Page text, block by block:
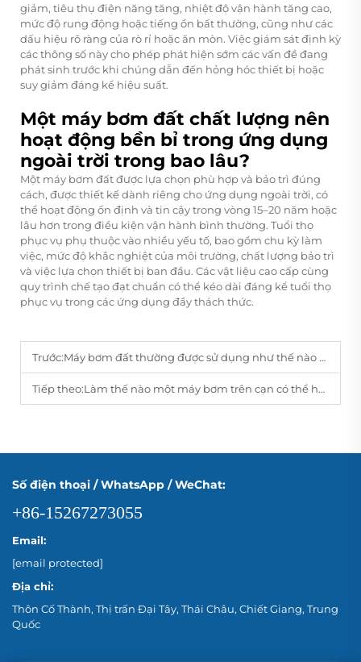
giảm, tiêu thụ điện năng tăng, nhiệt độ vận hành tăng cao,
mức độ rung động hoặc tiếng ồn bất thường, cũng như các
dấu hiệu rõ ràng của rò rỉ hoặc ăn mòn. Việc giám sát định kỳ
các thông số này cho phép phát hiện sớm các vấn đề đang
phát sinh trước khi chúng dẫn đến hỏng hóc thiết bị hoặc
suy giảm đáng kể hiệu suất.
Một máy bơm đất chất lượng nên
hoạt động bền bỉ trong ứng dụng
ngoài trời trong bao lâu?
Một máy bơm đất được lựa chọn phù hợp và bảo trì đúng
cách, được thiết kế dành riêng cho ứng dụng ngoài trời, có
thể hoạt động ổn định và tin cậy trong vòng 15–20 năm hoặc
lâu hơn trong điều kiện vận hành bình thường. Tuổi thọ
phục vụ phụ thuộc vào nhiều yếu tố, bao gồm chu kỳ làm
việc, mức độ khắc nghiệt của môi trường, chất lượng bảo trì
và việc lựa chọn thiết bị ban đầu. Các vật liệu cao cấp cùng
quy trình chế tạo đạt chuẩn có thể kéo dài đáng kể tuổi thọ
phục vụ trong các ứng dụng đầy thách thức.
Trước:Máy bơm đất thường được sử dụng như thế nào cho tưới tiêu và thoát nước?
Tiếp theo:Làm thế nào một máy bơm trên cạn có thể hỗ trợ nguồn cung cấp nước ổn định ở khu vực nông thôn?
Số điện thoại / WhatsApp / WeChat:
+86-15267273055
Email:
[email protected]
Địa chỉ:
Thôn Cố Thành, Thị trấn Đại Tây, Thái Châu, Chiết Giang, Trung
Quốc